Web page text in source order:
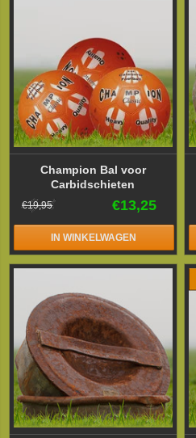
Champion Bal voor
Carbidschieten
€13,25
€19,95
IN WINKELWAGEN